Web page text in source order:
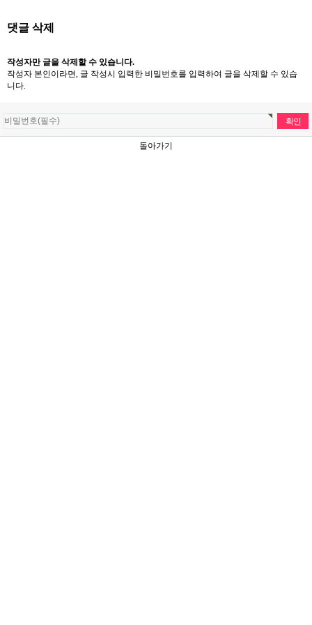
댓글 삭제
작성자만 글을 삭제할 수 있습니다.
작성자 본인이라면, 글 작성시 입력한 비밀번호를 입력하여 글을 삭제할 수 있습
니다.
돌아가기